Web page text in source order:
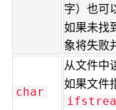
字）也可
如果未找
象将失败
char
从文件中
如果文件